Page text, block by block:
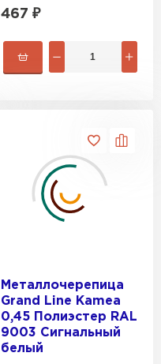
467 ₽
Металлочерепица
Grand Line Kamea
0,45 Полиэстер RAL
9003 Сигнальный
белый